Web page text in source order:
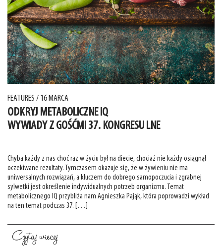
FEATURES / 16 MARCA
ODKRYJ METABOLICZNE IQ
WYWIADY Z GOŚĆMI 37. KONGRESU LNE
Chyba każdy z nas choć raz w życiu był na diecie, chociaż nie każdy osiągnął
oczekiwane rezultaty. Tymczasem okazuje się, że w żywieniu nie ma
uniwersalnych rozwiązań, a kluczem do dobrego samopoczucia i zgrabnej
sylwetki jest określenie indywidualnych potrzeb organizmu. Temat
metabolicznego IQ przybliża nam Agnieszka Pająk, która poprowadzi wykład
na ten temat podczas 37. […]
Czytaj wiecej